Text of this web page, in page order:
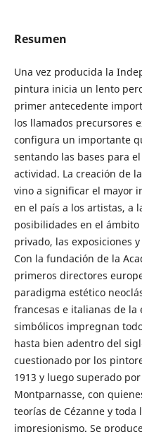
Resumen
Una vez producida la
pintura inicia un lento
primer antecedente
los llamados precursores
configura un importante
sentando las bases para
actividad. La creación de
vino a significar el mayor
en el país a los artistas, a
posibilidades en el
privado, las exposiciones
Con la fundación de la
primeros directores
paradigma estético
francesas e italianas de la
simbólicos impregnan
hasta bien adentro del
cuestionado por los
1913 y luego superado
Montparnasse, con
teorías de Cézanne y toda
impresionismo. Se